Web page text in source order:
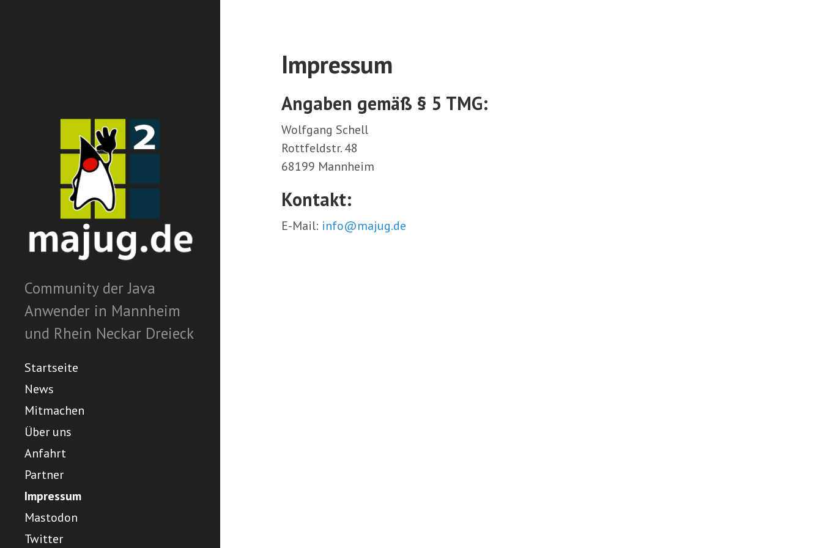
Community der Java
Anwender in Mannheim
und Rhein Neckar Dreieck
Startseite
News
Mitmachen
Über uns
Anfahrt
Partner
Impressum
Mastodon
Twitter
Impressum
Angaben gemäß § 5 TMG:
Wolfgang Schell
Rottfeldstr. 48
68199 Mannheim
Kontakt:
E-Mail: info@majug.de